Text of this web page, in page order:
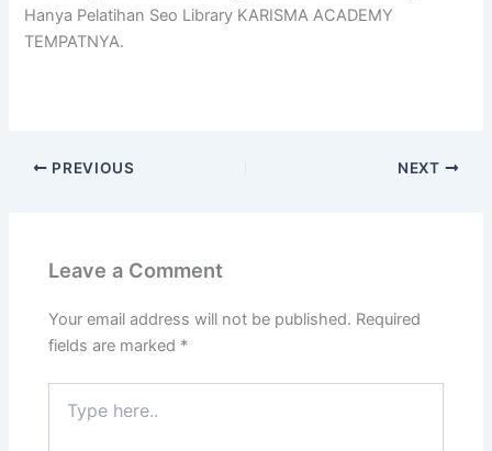
Hanya Pelatihan Seo Library KARISMA ACADEMY
TEMPATNYA.
PREVIOUS NEXT
Leave a Comment
Your email address will not be published. Required
fields are marked *
here..